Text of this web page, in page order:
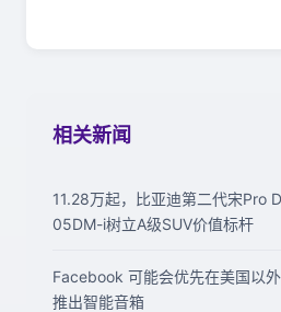
相关新闻
11.28万起，比亚迪第二代宋Pro
05DM-i树立A级SUV价值标杆
Facebook 可能会优先在美国以
推出智能音箱